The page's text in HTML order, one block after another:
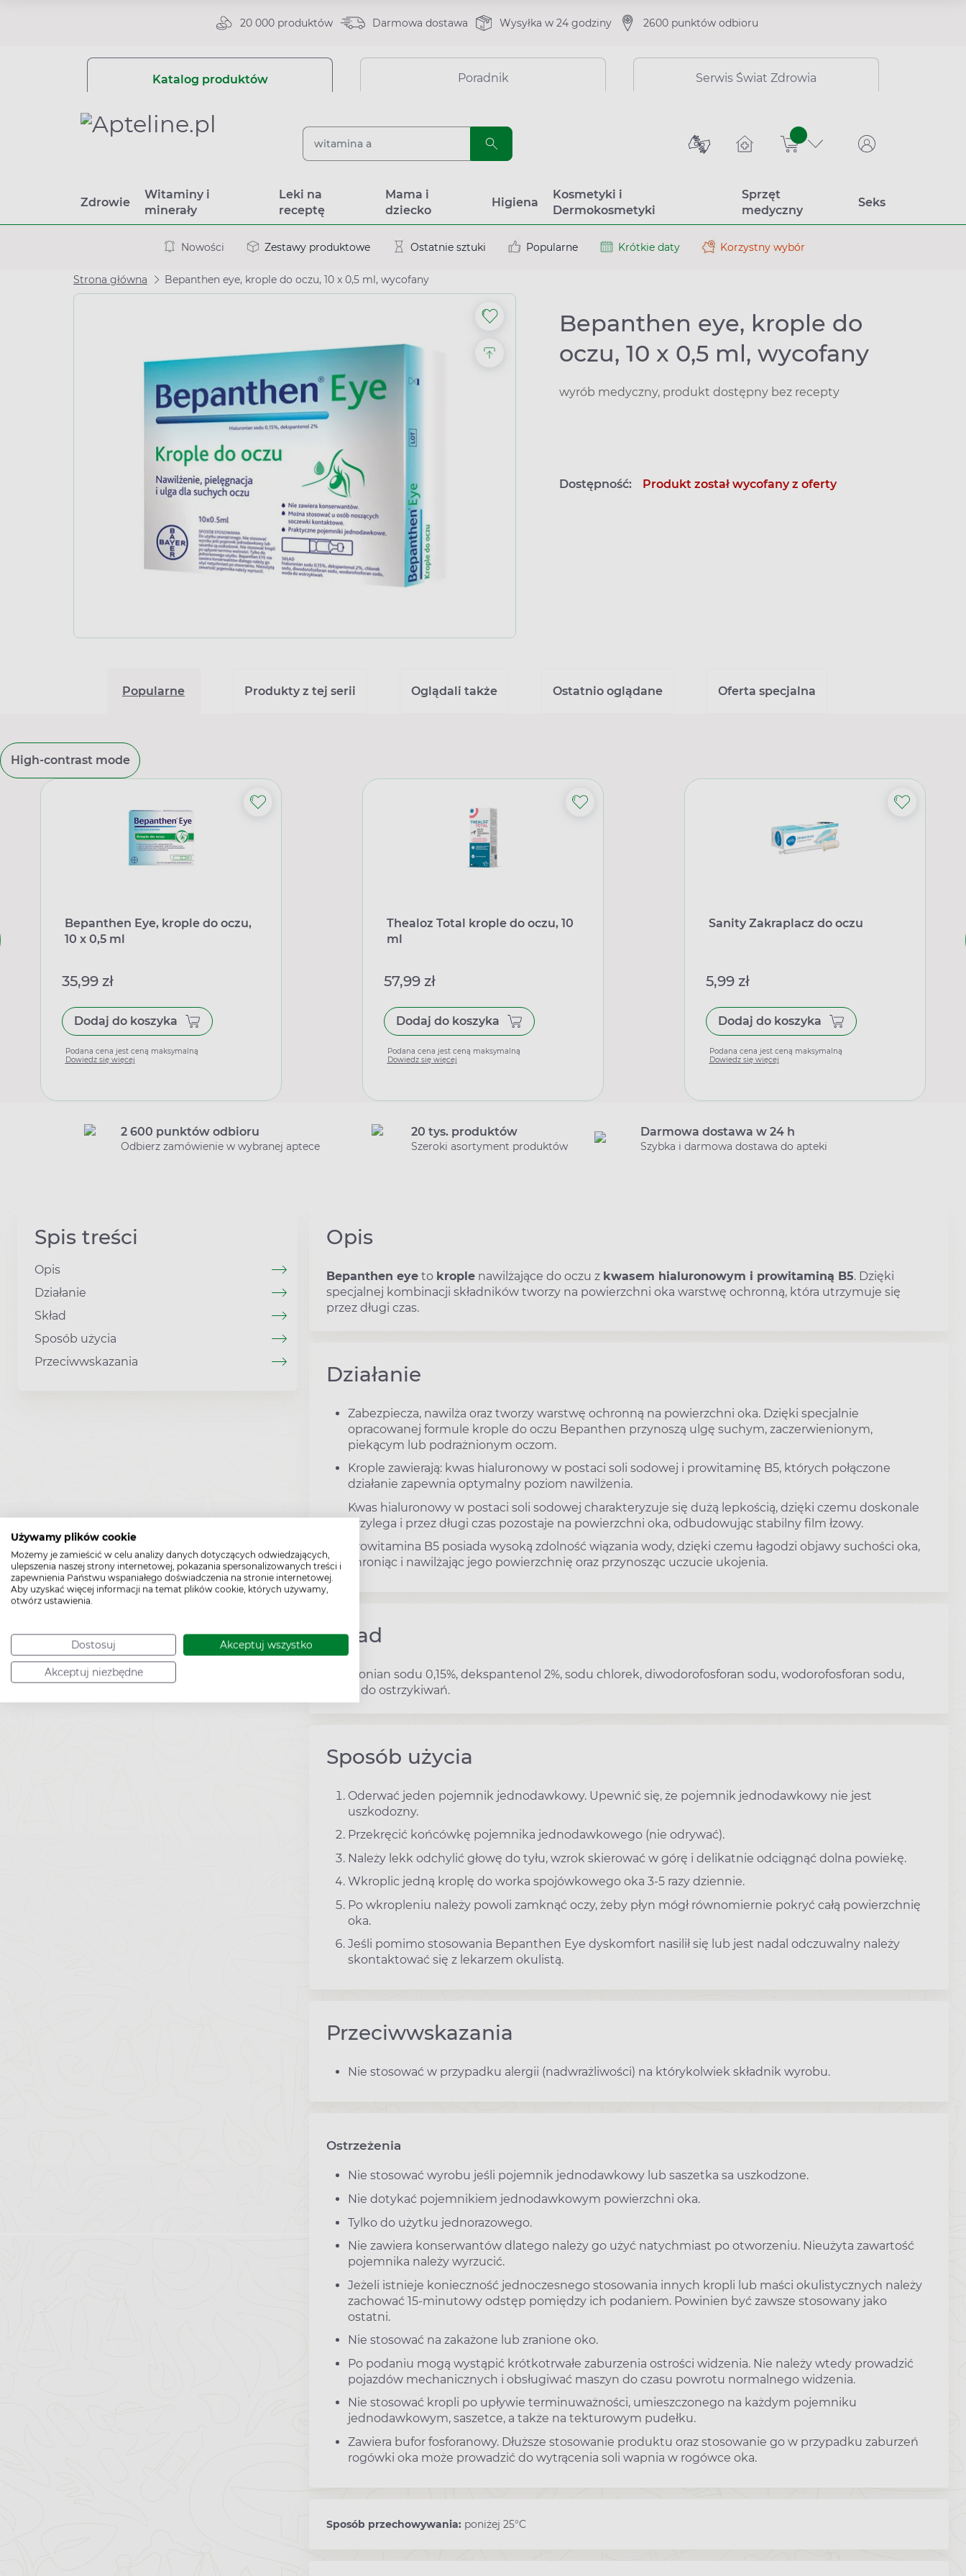
Używamy plików cookie
Możemy je zamieścić w celu analizy danych dotyczących odwiedzających,
ulepszenia naszej strony internetowej, pokazania spersonalizowanych treści i
zapewnienia Państwu wspaniałego doświadczenia na stronie internetowej.
Aby uzyskać więcej informacji na temat plików cookie, których używamy,
otwórz ustawienia.
Dostosuj Akceptuj wszystko
Akceptuj niezbędne
20 000 produktów Darmowa dostawa Wysyłka w 24 godziny 2600 punktów odbioru
Katalog produktów Poradnik Serwis Świat Zdrowia
sztuk
Zdrowie
Witaminy i
minerały
Leki na
receptę
Mama i
dziecko
Higiena
Kosmetyki i
Dermokosmetyki
Sprzęt
medyczny
Seks
Nowości Zestawy produktowe Ostatnie sztuki Popularne Krótkie daty Korzystny wybór
Strona główna Bepanthen eye, krople do oczu, 10 x 0,5 ml, wycofany
Bepanthen eye, krople do
oczu, 10 x 0,5 ml, wycofany
wyrób medyczny, produkt dostępny bez recepty
Dostępność: Produkt został wycofany z oferty
Popularne Produkty z tej serii Oglądali także Ostatnio oglądane Oferta specjalna
High-contrast mode
Bepanthen Eye, krople do oczu,
10 x 0,5 ml
35,99 zł
Dodaj do koszyka
Podana cena jest ceną maksymalną
Dowiedz się więcej
Thealoz Total krople do oczu, 10
ml
57,99 zł
Dodaj do koszyka
Podana cena jest ceną maksymalną
Dowiedz się więcej
Sanity Zakraplacz do oczu
5,99 zł
Dodaj do koszyka
Podana cena jest ceną maksymalną
Dowiedz się więcej
2 600 punktów odbioru
Odbierz zamówienie w wybranej aptece
20 tys. produktów
Szeroki asortyment produktów
Darmowa dostawa w 24 h
Szybka i darmowa dostawa do apteki
Spis treści
Opis
Działanie
Skład
Sposób użycia
Przeciwwskazania
Opis
Bepanthen eye to krople nawilżające do oczu z kwasem hialuronowym i prowitaminą B5. Dzięki
specjalnej kombinacji składników tworzy na powierzchni oka warstwę ochronną, która utrzymuje się
przez długi czas.
Działanie
Zabezpiecza, nawilża oraz tworzy warstwę ochronną na powierzchni oka. Dzięki specjalnie
opracowanej formule krople do oczu Bepanthen przynoszą ulgę suchym, zaczerwienionym,
piekącym lub podrażnionym oczom.
Krople zawierają: kwas hialuronowy w postaci soli sodowej i prowitaminę B5, których połączone
działanie zapewnia optymalny poziom nawilżenia.
Kwas hialuronowy w postaci soli sodowej charakteryzuje się dużą lepkością, dzięki czemu doskonale
przylega i przez długi czas pozostaje na powierzchni oka, odbudowując stabilny film łzowy.
Prowitamina B5 posiada wysoką zdolność wiązania wody, dzięki czemu łagodzi objawy suchości oka,
chroniąc i nawilżając jego powierzchnię oraz przynosząc uczucie ukojenia.
Skład
hialuronian sodu 0,15%, dekspantenol 2%, sodu chlorek, diwodorofosforan sodu, wodorofosforan sodu,
woda do ostrzykiwań.
Sposób użycia
Oderwać jeden pojemnik jednodawkowy. Upewnić się, że pojemnik jednodawkowy nie jest
uszkodozny.
Przekręcić końcówkę pojemnika jednodawkowego (nie odrywać).
Należy lekk odchylić głowę do tyłu, wzrok skierować w górę i delikatnie odciągnąć dolna powiekę.
Wkroplic jedną kroplę do worka spojówkowego oka 3-5 razy dziennie.
Po wkropleniu należy powoli zamknąć oczy, żeby płyn mógł równomiernie pokryć całą powierzchnię
oka.
Jeśli pomimo stosowania Bepanthen Eye dyskomfort nasilił się lub jest nadal odczuwalny należy
skontaktować się z lekarzem okulistą.
Przeciwwskazania
Nie stosować w przypadku alergii (nadwrażliwości) na którykolwiek składnik wyrobu.
Ostrzeżenia
Nie stosować wyrobu jeśli pojemnik jednodawkowy lub saszetka sa uszkodzone.
Nie dotykać pojemnikiem jednodawkowym powierzchni oka.
Tylko do użytku jednorazowego.
Nie zawiera konserwantów dlatego należy go użyć natychmiast po otworzeniu. Nieużyta zawartość
pojemnika należy wyrzucić.
Jeżeli istnieje konieczność jednoczesnego stosowania innych kropli lub maści okulistycznych należy
zachować 15-minutowy odstęp pomiędzy ich podaniem. Powinien być zawsze stosowany jako
ostatni.
Nie stosować na zakażone lub zranione oko.
Po podaniu mogą wystąpić krótkotrwałe zaburzenia ostrości widzenia. Nie należy wtedy prowadzić
pojazdów mechanicznych i obsługiwać maszyn do czasu powrotu normalnego widzenia.
Nie stosować kropli po upływie terminuważności, umieszczonego na każdym pojemniku
jednodawkowym, saszetce, a także na tekturowym pudełku.
Zawiera bufor fosforanowy. Dłuższe stosowanie produktu oraz stosowanie go w przypadku zaburzeń
rogówki oka może prowadzić do wytrącenia soli wapnia w rogówce oka.
Sposób przechowywania: poniżej 25°C